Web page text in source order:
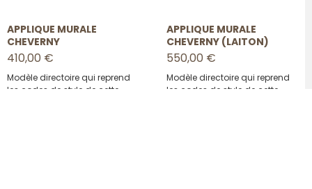
APPLIQUE MURALE
CHEVERNY
410,00 €
Modèle directoire qui reprend
les codes de style de cette
APPLIQUE MURALE
CHEVERNY (LAITON)
550,00 €
Modèle directoire qui reprend
les codes de style de cette